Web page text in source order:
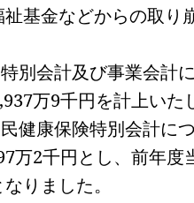
基金などからの取り
別会計及び事業会計
万9千円を計上いた
健康保険特別会計に
万2千円とし、前年度
りました。